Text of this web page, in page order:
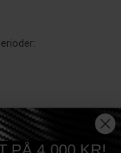
PÅ 4.000 KR!